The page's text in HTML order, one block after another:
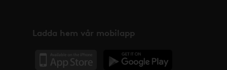
Ladda hem vår mobilapp